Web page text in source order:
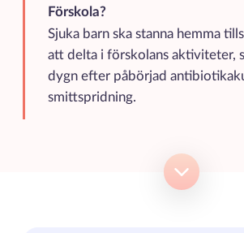
Förskola?
Sjuka barn ska stanna hemma
att delta i förskolans aktiviteter,
dygn efter påbörjad
smittspridning.